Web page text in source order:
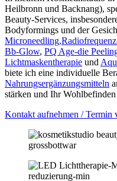
Heilbronn und Backnang),
Beauty-Services,
Bodyformings und der
Microneedling,
Bb-Glow, PQ Age-die
Lichtmaskentherapie und
biete ich eine individuelle
Nahrungsergänzungsmitteln
stärken und Ihr
Kontakt aufnehmen / Termin